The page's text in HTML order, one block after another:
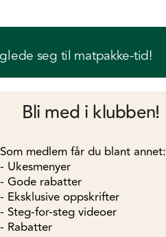
seg til matpakke-tid!
Bli med i klubben!
Som medlem får du blant annet:
- Ukesmenyer
- Gode rabatter
- Eksklusive oppskrifter
- Steg-for-steg videoer
- Rabatter